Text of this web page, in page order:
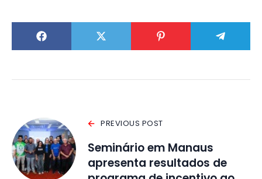
PREVIOUS POST
Seminário em Manaus
apresenta resultados de